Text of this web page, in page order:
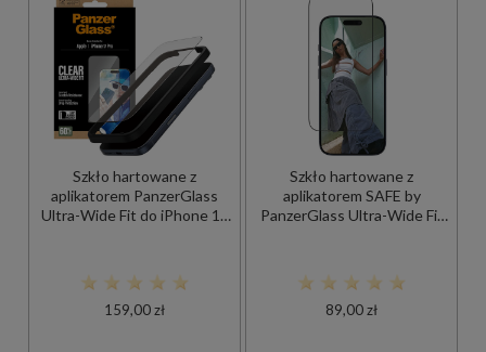
Szkło hartowane z
aplikatorem PanzerGlass
Ultra-Wide Fit do iPhone 17
159,00 zł
Szkło hartowane z
aplikatorem SAFE by
PanzerGlass Ultra-Wide Fit
ramką
89,00 zł